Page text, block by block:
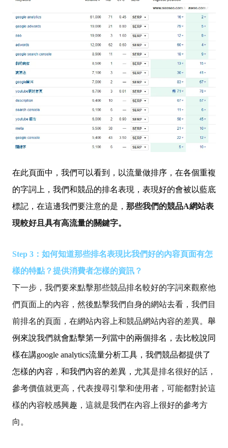
在此頁面中，我們可以看到，以流量做排序，在各個重複
的字詞上，我們和競品的排名表現，表現好的會被以藍底
標記，在這邊我們要注意的是， 那些我們的競品A網站表
現較好且具有高流量的關鍵字。
Step 3：如何知道那些排名表現比我們好的內容頁面有怎
樣的特點？提供消費者怎樣的資訊？
下一步， 我們要來點擊那些競品排名較好的字詞來觀察他
們頁面上的內容，然後點擊我們自身的網站去看，我們目
前排名的頁面，在網站內容上和競品網站內容的差異。 舉
例來說我們就會點擊第一列當中的兩個排名，去比較說同
樣在講google analytics流量分析工具，我們競品都提供了
怎樣的內容，和我們內容的差異， 尤其是排名很好的話，
參考價值就更高，代表搜尋引擎和使用者，可能都對於這
樣的內容較感興趣，這就是我們在內容上很好的參考方
向。